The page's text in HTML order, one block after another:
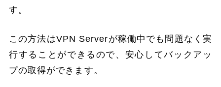
す。
この方法はVPN Serverが稼働中でも問題なく実
行することができるので、安心してバックアッ
プの取得ができます。